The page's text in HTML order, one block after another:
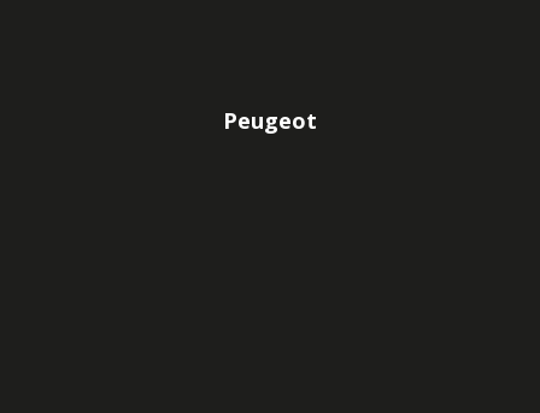
Peugeot